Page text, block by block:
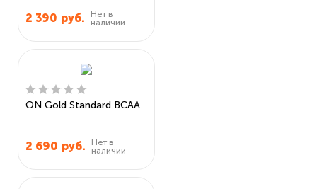
2 390 руб.
Нет в
наличии
ON Gold Standard BCAA
2 690 руб.
Нет в
наличии